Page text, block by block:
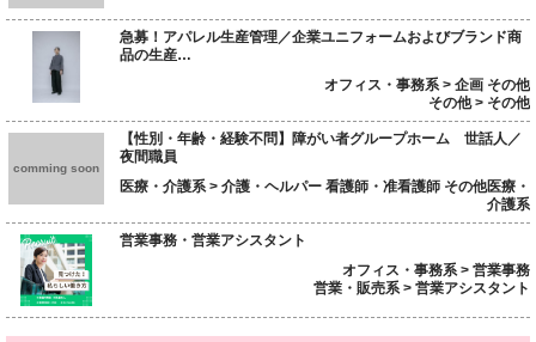
急募！アパレル生産管理／企業ユニフォームおよびブランド商
品の生産…
オフィス・事務系 > 企画 その他
その他 > その他
comming soon
【性別・年齢・経験不問】障がい者グループホーム 世話人／
夜間職員
医療・介護系 > 介護・ヘルパー 看護師・准看護師 その他医療・
介護系
営業事務・営業アシスタント
オフィス・事務系 > 営業事務
営業・販売系 > 営業アシスタント